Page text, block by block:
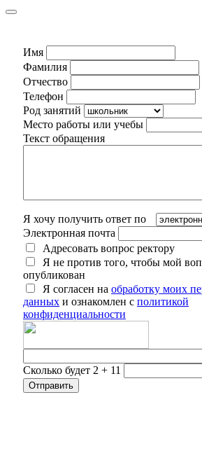
Имя
Фамилия
Отчество
Телефон
Род занятий
Место работы или учебы
Текст обращения
Я хочу получить ответ по
Электронная почта
Адресовать вопрос ректору
Я не против того, чтобы мой
опубликован
Я согласен на обработку моих
данных и ознакомлен с политикой
конфиденциальности
Сколько будет 2 + 11